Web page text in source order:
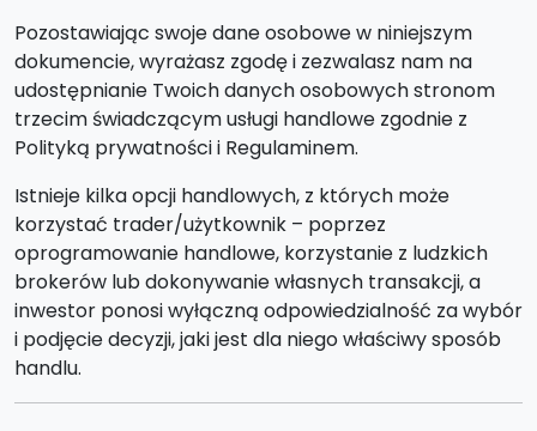
Pozostawiając swoje dane osobowe w niniejszym
dokumencie, wyrażasz zgodę i zezwalasz nam na
udostępnianie Twoich danych osobowych stronom
trzecim świadczącym usługi handlowe zgodnie z
Polityką prywatności i Regulaminem.
Istnieje kilka opcji handlowych, z których może
korzystać trader/użytkownik – poprzez
oprogramowanie handlowe, korzystanie z ludzkich
brokerów lub dokonywanie własnych transakcji, a
inwestor ponosi wyłączną odpowiedzialność za wybór
i podjęcie decyzji, jaki jest dla niego właściwy sposób
handlu.